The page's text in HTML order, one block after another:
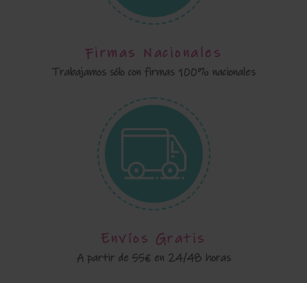
Firmas Nacionales
Trabajamos sólo con firmas 100% nacionales
Envíos Gratis
A partir de 55€ en 24/48 horas